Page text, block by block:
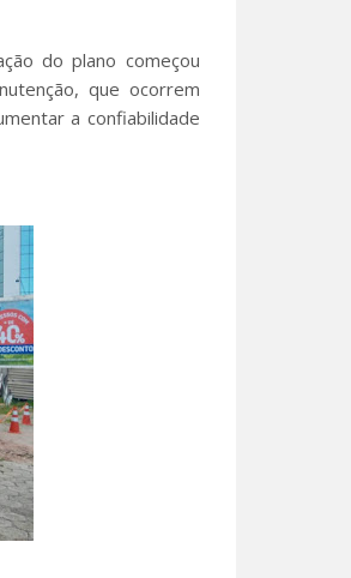
do plano começou
que ocorrem
a confiabilidade